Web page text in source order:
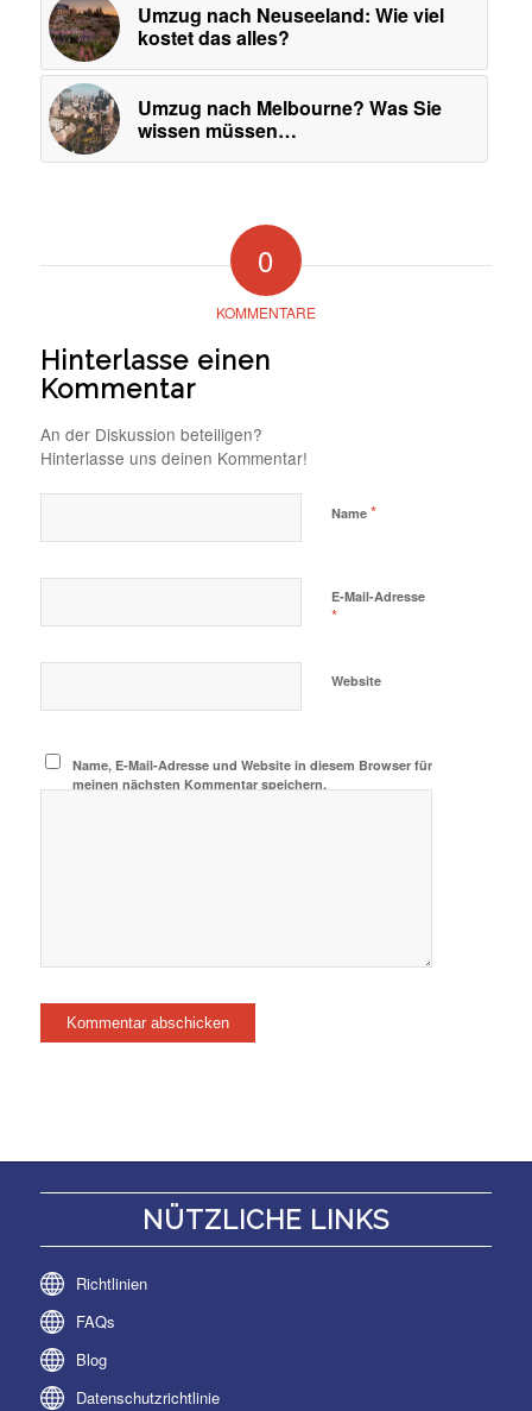
Umzug nach Neuseeland: Wie viel
kostet das alles?
Umzug nach Melbourne? Was Sie
wissen müssen…
0
KOMMENTARE
Hinterlasse einen
Kommentar
An der Diskussion beteiligen?
Hinterlasse uns deinen Kommentar!
Name *
E-Mail-Adresse
*
Website
Name, E-Mail-Adresse und Website in diesem Browser für
meinen nächsten Kommentar speichern.
NÜTZLICHE LINKS
Richtlinien
FAQs
Blog
Datenschutzrichtlinie